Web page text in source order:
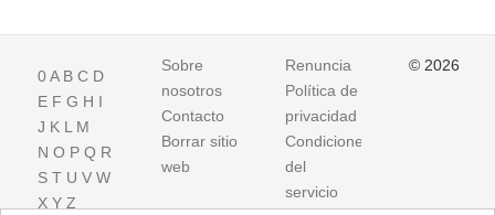
0A B C D
E F G H I
J K L M
N O P Q R
S T U V W
X Y Z
Sobre
nosotros
Contacto
Borrar sitio
web
Renuncia
Política de
privacidad
Condiciones
del
servicio
© 2026